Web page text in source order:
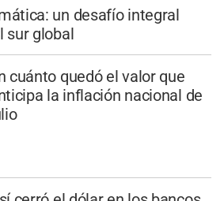
un desafío integral
sur global
cuánto quedó el valor que
la inflación nacional de